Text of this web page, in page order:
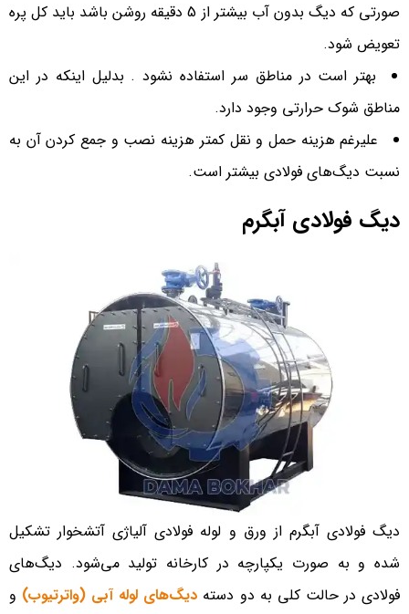
صورتی که دیگ بدون آب بیشتر از 5 دقیقه روشن باشد باید کل پره
تعویض شود.
بهتر است در مناطق سر استفاده نشود . بدلیل اینکه در این
مناطق شوک حرارتی وجود دارد.
علیرغم هزینه حمل و نقل کمتر هزینه نصب و جمع کردن آن به
نسبت دیگ‌های فولادی بیشتر است.
دیگ فولادی آبگرم
دیگ فولادی آبگرم از ورق و لوله فولادی آلیاژی آتشخوار تشکیل
شده و به صورت یکپارچه در کارخانه تولید می‌شود. دیگ‌های
فولادی در حالت کلی به دو دسته دیگ‌های لوله آبی (واترتیوب) و